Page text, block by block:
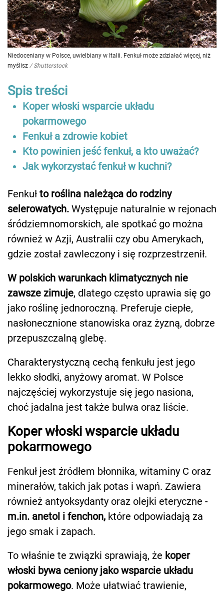
Niedoceniany w Polsce, uwielbiany w Italii. Fenkuł może zdziałać więcej, niż
myślisz / Shutterstock
Spis treści
Koper włoski wsparcie układu
pokarmowego
Fenkuł a zdrowie kobiet
Kto powinien jeść fenkuł, a kto uważać?
Jak wykorzystać fenkuł w kuchni?
Fenkuł to roślina należąca do rodziny
selerowatych. Występuje naturalnie w rejonach
śródziemnomorskich, ale spotkać go można
również w Azji, Australii czy obu Amerykach,
gdzie został zawleczony i się rozprzestrzenił.
W polskich warunkach klimatycznych nie
zawsze zimuje, dlatego często uprawia się go
jako roślinę jednoroczną. Preferuje ciepłe,
nasłonecznione stanowiska oraz żyzną, dobrze
przepuszczalną glebę.
Charakterystyczną cechą fenkułu jest jego
lekko słodki, anyżowy aromat. W Polsce
najczęściej wykorzystuje się jego nasiona,
choć jadalna jest także bulwa oraz liście.
Koper włoski wsparcie układu
pokarmowego
Fenkuł jest źródłem błonnika, witaminy C oraz
minerałów, takich jak potas i wapń. Zawiera
również antyoksydanty oraz olejki eteryczne -
m.in. anetol i fenchon, które odpowiadają za
jego smak i zapach.
To właśnie te związki sprawiają, że koper
włoski bywa ceniony jako wsparcie układu
pokarmowego. Może ułatwiać trawienie,